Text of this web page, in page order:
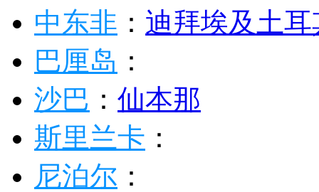
中东非 ： 迪拜埃及 土耳
巴厘岛 ：
沙巴 ： 仙本那
斯里兰卡 ：
尼泊尔 ：